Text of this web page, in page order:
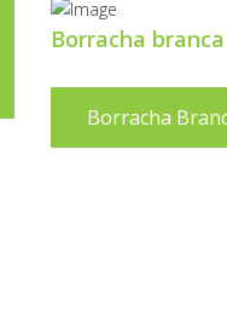
Borracha branca
Borracha